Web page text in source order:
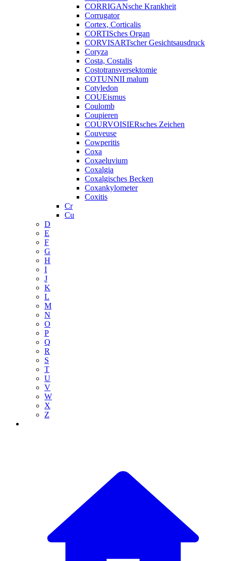
CORRIGANsche Krankheit
Corrugator
Cortex, Corticalis
CORTISches Organ
CORVISARTscher Gesichtsausdruck
Coryza
Costa, Costalis
Costotransversektomie
COTUNNII malum
Cotyledon
COUEismus
Coulomb
Coupieren
COURVOISIERsches Zeichen
Couveuse
Cowperitis
Coxa
Coxaeluvium
Coxalgia
Coxalgisches Becken
Coxankylometer
Coxitis
Cr
Cu
D
E
F
G
H
I
J
K
L
M
N
O
P
Q
R
S
T
U
V
W
X
Z